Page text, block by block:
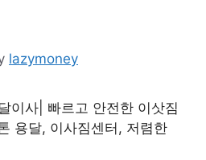
lazymoney
이사| 빠르고 안전한 이삿짐
용달, 이사짐센터, 저렴한